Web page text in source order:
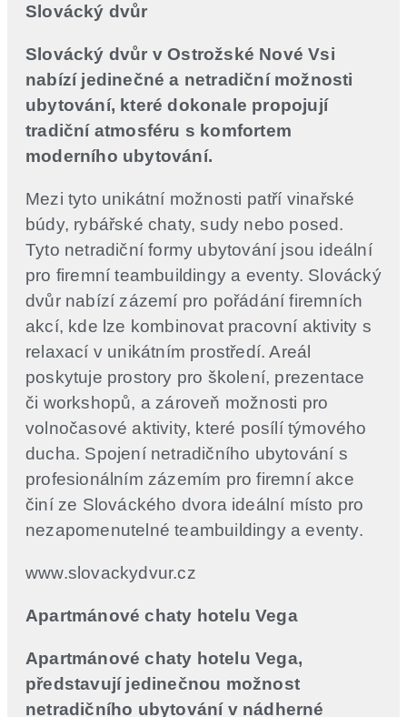
Slovácký dvůr
Slovácký dvůr v Ostrožské Nové Vsi
nabízí jedinečné a netradiční možnosti
ubytování, které dokonale propojují
tradiční atmosféru s komfortem
moderního ubytování.
Mezi tyto unikátní možnosti patří vinařské
búdy, rybářské chaty, sudy nebo posed.
Tyto netradiční formy ubytování jsou ideální
pro firemní teambuildingy a eventy. Slovácký
dvůr nabízí zázemí pro pořádání firemních
akcí, kde lze kombinovat pracovní aktivity s
relaxací v unikátním prostředí. Areál
poskytuje prostory pro školení, prezentace
či workshopů, a zároveň možnosti pro
volnočasové aktivity, které posílí týmového
ducha. Spojení netradičního ubytování s
profesionálním zázemím pro firemní akce
činí ze Slováckého dvora ideální místo pro
nezapomenutelné teambuildingy a eventy.
www.slovackydvur.cz
Apartmánové chaty hotelu Vega
Apartmánové chaty hotelu Vega,
představují jedinečnou možnost
netradičního ubytování v nádherné